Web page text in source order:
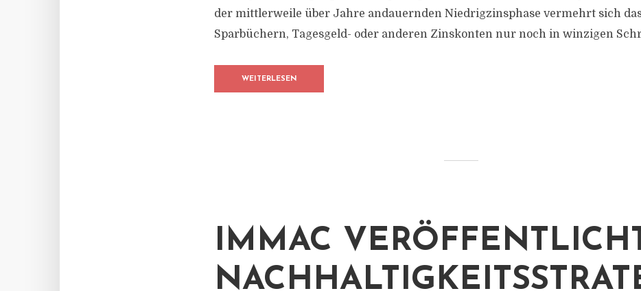
der mittlerweile über Jahre andauernden Niedrigzinsphase vermehrt sich
Sparbüchern, Tagesgeld- oder anderen Zinskonten nur noch in winzigen
WEITERLESEN
IMMAC